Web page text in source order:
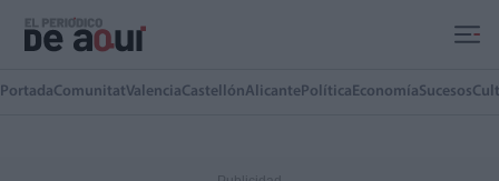
PortadaComunitatValenciaCastellónAlicante Política EconomíaSucesos